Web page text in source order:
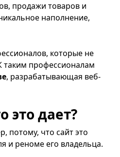
продажи товаров и
наполнение,
которые не
таким профессионалам
, разрабатывающая веб-
это дает?
потому, что сайт это
и реноме его владельца.